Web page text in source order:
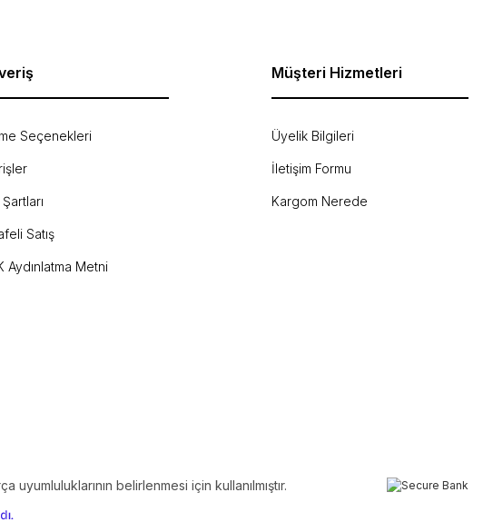
Seçenekleri
Satış
Aydınlatma Metni
Müşteri Hizmetleri
Üyelik Bilgileri
İletişim Formu
Kargom Nerede
belirlenmesi için kullanılmıştır.